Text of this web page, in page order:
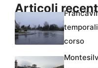
Articoli
corso